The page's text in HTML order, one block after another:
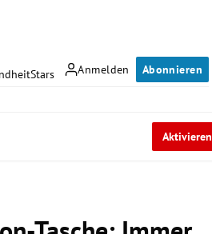
Anmelden Abonnieren
Stars
Aktivieren